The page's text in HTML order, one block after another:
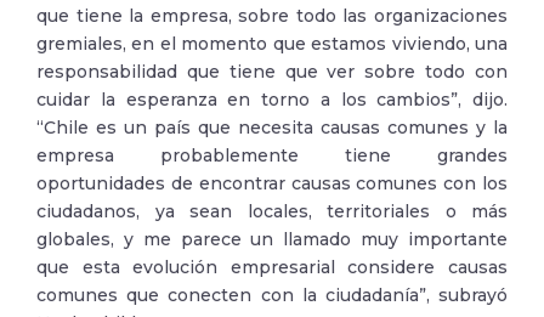
que tiene la empresa, sobre todo las organizaciones
gremiales, en el momento que estamos viviendo, una
responsabilidad que tiene que ver sobre todo con
cuidar la esperanza en torno a los cambios”, dijo.
“Chile es un país que necesita causas comunes y la
empresa probablemente tiene grandes
oportunidades de encontrar causas comunes con los
ciudadanos, ya sean locales, territoriales o más
globales, y me parece un llamado muy importante
que esta evolución empresarial considere causas
comunes que conecten con la ciudadanía”, subrayó